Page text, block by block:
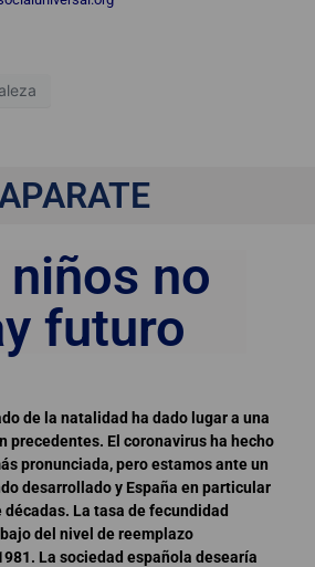
hay futuro
niños no
futuro
de la natalidad ha dado lugar a una
precedentes. El coronavirus ha hecho
pronunciada, pero estamos ante un
desarrollado y España en particular
La tasa de fecundidad
del nivel de reemplazo
La sociedad española desearía